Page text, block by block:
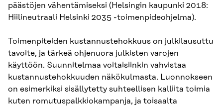
päästöjen vähentämiseksi (Helsingin kaupunki 2018:
Hiilineutraali Helsinki 2035 -toimenpideohjelma).
Toimenpiteiden kustannustehokkuus on julkilausuttu
tavoite, ja tärkeä ohjenuora julkisten varojen
käyttöön. Suunnitelmaa voitaisiinkin vahvistaa
kustannustehokkuuden näkökulmasta. Luonnokseen
on esimerkiksi sisällytetty suhteellisen kalliita toimia
kuten romutuspalkkiokampanja, ja toisaalta